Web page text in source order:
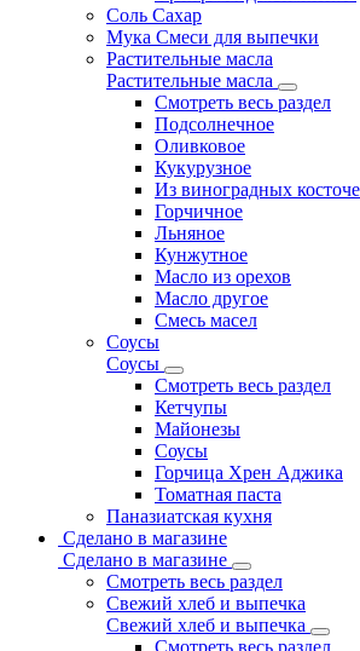
Соль Сахар
Мука Смеси для выпечки
Растительные масла
Растительные масла
Смотреть весь раздел
Подсолнечное
Оливковое
Кукурузное
Из виноградных
Горчичное
Льняное
Кунжутное
Масло из орехов
Масло другое
Смесь масел
Соусы
Соусы
Смотреть весь раздел
Кетчупы
Майонезы
Соусы
Горчица Хрен Аджика
Томатная паста
Паназиатская кухня
Сделано в магазине
Сделано в магазине
Смотреть весь раздел
Свежий хлеб и выпечка
Свежий хлеб и выпечка
Смотреть весь раздел